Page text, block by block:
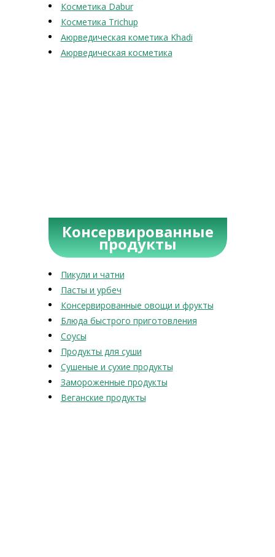
Косметика Dabur
Косметика Trichup
Аюрведическая кометика Khadi
Аюрведическая косметика
Консервированные
продукты
Пикули и чатни
Пасты и урбеч
Консервированные овощи и фрукты
Блюда быстрого приготовления
Соусы
Продукты для суши
Сушеные и сухие продукты
Замороженные продукты
Веганские продукты